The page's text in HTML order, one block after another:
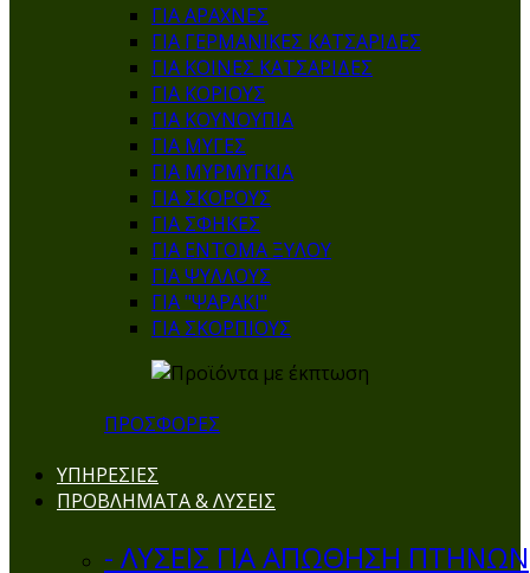
ΓΙΑ ΑΡΑΧΝΕΣ
ΓΙΑ ΓΕΡΜΑΝΙΚΕΣ ΚΑΤΣΑΡΙΔΕΣ
ΓΙΑ ΚΟΙΝΕΣ ΚΑΤΣΑΡΙΔΕΣ
ΓΙΑ ΚΟΡΙΟΥΣ
ΓΙΑ ΚΟΥΝΟΥΠΙΑ
ΓΙΑ ΜΥΓΕΣ
ΓΙΑ ΜΥΡΜΥΓΚΙΑ
ΓΙΑ ΣΚΟΡΟΥΣ
ΓΙΑ ΣΦΗΚΕΣ
ΓΙΑ ΕΝΤΟΜΑ ΞΥΛΟΥ
ΓΙΑ ΨΥΛΛΟΥΣ
ΓΙΑ "ΨΑΡΑΚΙ"
ΓΙΑ ΣΚΟΡΠΙΟΥΣ
ΠΡΟΣΦΟΡΕΣ
ΥΠΗΡΕΣΙΕΣ
ΠΡΟΒΛΗΜΑΤΑ & ΛΥΣΕΙΣ
- ΛΥΣΕΙΣ ΓΙΑ ΑΠΩΘΗΣΗ ΠΤΗΝΩΝ